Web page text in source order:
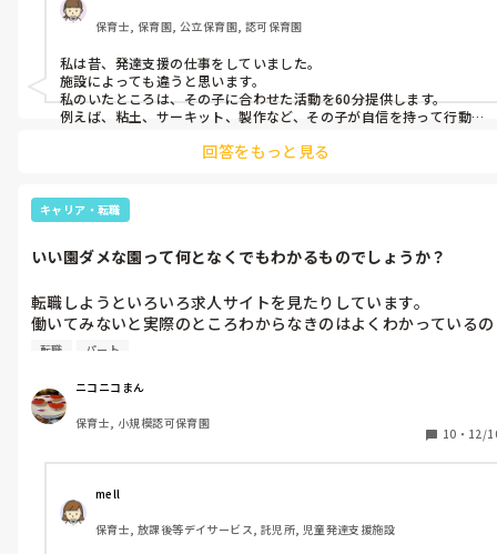
保育士, 保育園, 公立保育園, 認可保育園
私は昔、発達支援の仕事をしていました。
施設によっても違うと思います。
私のいたところは、その子に合わせた活動を60分提供します。
例えば、粘土、サーキット、製作など、その子が自信を持って行動で
りやすく伝え、自信を持って行動したり、達成感を味わえるような
手が出る子やじっとしていられない子など対応が難しい子が多いで
すが、子供や保護者と信頼関係を築いていくことで一緒に成長を喜
回答をもっと見る
キャリア・転職
いい園ダメな園って何となくでもわかるものでしょうか？
転職しようといろいろ求人サイトを見たりしています。
働いてみないと実際のところわからなきのはよくわかっているの
ですが、
そう″って感じられるものってあったりしますか？
また、ここは見たほうがいい、聞いた方がいい、などもあれば教
えていただきたいです。
転職 パート
ニコニコまん
保育士, 小規模認可保育園
10 ・ 12/
mell
保育士, 放課後等デイサービス, 託児所, 児童発達支援施設